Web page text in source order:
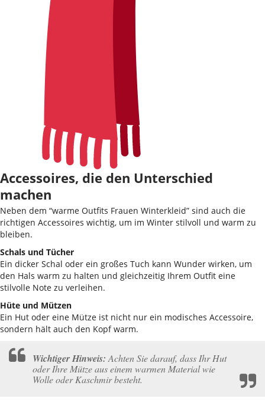
Accessoires, die den Unterschied
machen
Neben dem “warme Outfits Frauen Winterkleid” sind auch die
richtigen Accessoires wichtig, um im Winter stilvoll und warm zu
bleiben.
Schals und Tücher
Ein dicker Schal oder ein großes Tuch kann Wunder wirken, um
den Hals warm zu halten und gleichzeitig Ihrem Outfit eine
stilvolle Note zu verleihen.
Hüte und Mützen
Ein Hut oder eine Mütze ist nicht nur ein modisches Accessoire,
sondern hält auch den Kopf warm.
Wichtiger Hinweis: Achten Sie darauf, dass Ihr Hut
oder Ihre Mütze aus einem warmen Material wie
Wolle oder Kaschmir besteht.